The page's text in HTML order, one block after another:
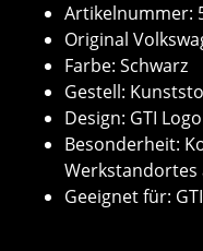
Artikelnummer:
Original
Farbe: Schwarz
Gestell:
Design: GTI
Besonderheit:
Werkstandortes
Geeignet für: